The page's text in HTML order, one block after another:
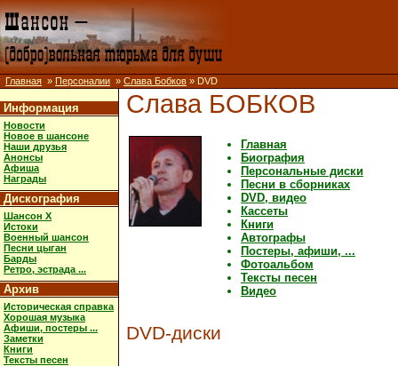
Главная » Персоналии » Слава Бобков » DVD
Информация
Новости
Новое в шансоне
Наши друзья
Анонсы
Афиша
Награды
Дискография
Шансон X
Истоки
Военный шансон
Песни цыган
Барды
Ретро, эстрада ...
Архив
Историческая справка
Хорошая музыка
Афиши, постеры ...
Заметки
Книги
Тексты песен
Слава БОБКОВ
Главная
Биография
Персональные диски
Песни в сборниках
DVD, видео
Кассеты
Книги
Автографы
Постеры, афиши, ...
Фотоальбом
Тексты песен
Видео
DVD-диски